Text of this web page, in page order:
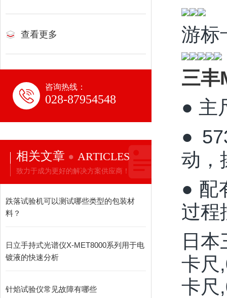
查看更多
咨询热线：
028-87954548
相关文章 ARTICLES
致力于成为更好的解决方案供应商！
跌落试验机可以测试哪些类型的包装材
料？
日立手持式光谱仪X-MET8000系列用于电
镀液的快速分析
针焰试验仪常见故障有哪些
游标
三丰
● 主
●
动，
● 配
过程
日
卡尺
卡尺